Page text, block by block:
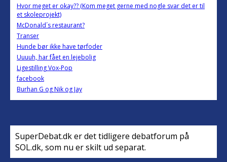
Hvor meget er okay?? (Kom meget gerne med nogle svar det er til
et skoleprojekt)
McDonald´s restaurant?
Transer
Hunde bør ikke have tørfoder
Uuuuh, har fået en lejebolig
Ligestilling Vox-Pop
facebook
Burhan G og Nik og Jay
SuperDebat.dk er det tidligere debatforum på
SOL.dk, som nu er skilt ud separat.